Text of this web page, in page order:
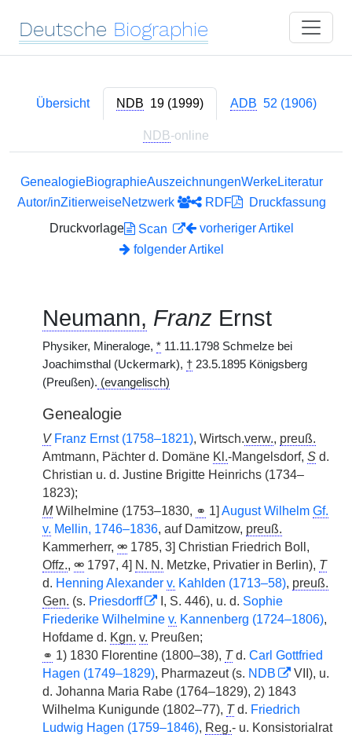
Deutsche Biographie
Übersicht NDB 19 (1999) ADB 52 (1906)
NDB-online
GenealogieBiographieAuszeichnungenWerkeLiteratur
Autor/inZitierweiseNetzwerk RDF
Druckfassung
Druckvorlage
Scan
vorheriger Artikel
folgender Artikel
Neumann, Franz Ernst
Physiker, Mineraloge, * 11.11.1798 Schmelze bei
Joachimsthal (Uckermark), † 23.5.1895 Königsberg
(Preußen). (evangelisch)
Genealogie
V Franz Ernst (1758–1821), Wirtsch.verw., preuß.
Amtmann, Pächter d. Domäne Kl.-Mangelsdorf, S d.
Christian u. d. Justine Brigitte Heinrichs (1734–
1823);
MWilhelmine (1753–1830, ⚭ 1] August Wilhelm Gf.
v. Mellin, 1746–1836, auf Damitzow, preuß.
Kammerherr, ⚮ 1785, 3] Christian Friedrich Boll,
Offz., ⚮ 1797, 4] N. N. Metzke, Privatier in Berlin), T
d. Henning Alexander v. Kahlden (1713–58), preuß.
Gen. (s. Priesdorff I, S. 446), u. d. Sophie
Friederike Wilhelmine v. Kannenberg (1724–1806),
Hofdame d. Kgn. v. Preußen;
⚭ 1) 1830 Florentine (1800–38), Td. Carl Gottfried
Hagen (1749–1829), Pharmazeut (s. NDB
VII), u.
d. Johanna Maria Rabe (1764–1829), 2) 1843
Wilhelma Kunigunde (1802–77), Td. Friedrich
Ludwig Hagen (1759–1846), Reg.- u. Konsistorialrat